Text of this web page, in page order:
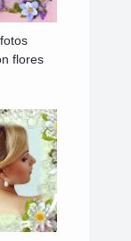
flores